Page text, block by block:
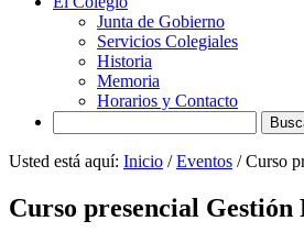
Junta de Gobierno
Servicios Colegiales
Historia
Memoria
Horarios y Contacto
Usted está aquí: Inicio / Eventos /Curso
Curso presencial